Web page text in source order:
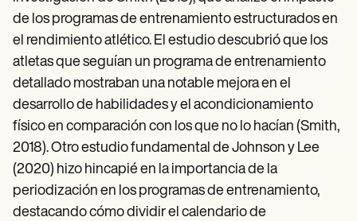
de los programas de entrenamiento estructurados en
el rendimiento atlético. El estudio descubrió que los
atletas que seguían un programa de entrenamiento
detallado mostraban una notable mejora en el
desarrollo de habilidades y el acondicionamiento
físico en comparación con los que no lo hacían (Smith,
2018). Otro estudio fundamental de Johnson y Lee
(2020) hizo hincapié en la importancia de la
periodización en los programas de entrenamiento,
destacando cómo dividir el calendario de